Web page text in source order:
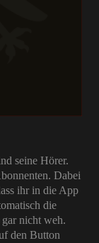
seine Hörer.
Dabei
ihr in die App
die
nicht weh.
den Button